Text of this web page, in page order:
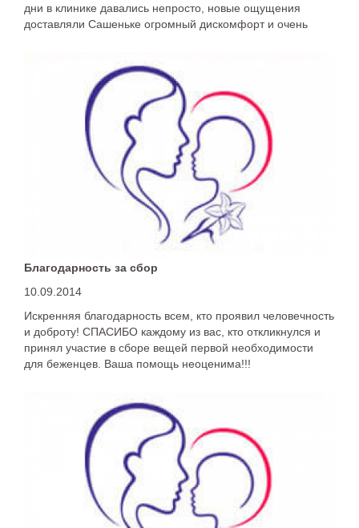
дни в клинике давались непросто, новые ощущения
доставляли Сашеньке огромный дискомфорт и очень
проводимых занятиях.
Благодарность за сбор
10.09.2014
Искренняя благодарность всем, кто проявил человечность
и доброту! СПАСИБО каждому из вас, кто откликнулся и
принял участие в сборе вещей первой необходимости
для беженцев. Ваша помощь неоценима!!!